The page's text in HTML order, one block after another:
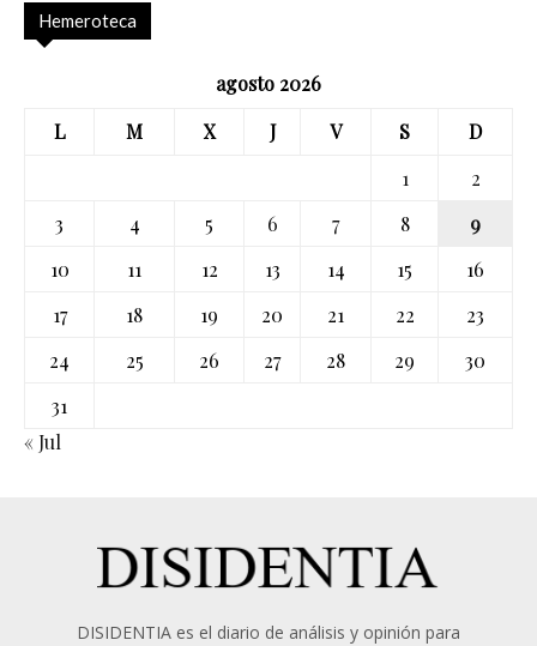
Hemeroteca
agosto 2026
L
M X J V S
D
1
2
3
4 5 6 7 8
9
10
11 12 13 14 15
16
17
18 19 20 21 22
23
24
25 26 27 28 29
30
31
« Jul
DISIDENTIA es el diario de análisis y opinión para